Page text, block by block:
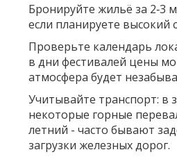
Бронируйте жильё за 2‑3
если планируете высокий
Проверьте календарь
в дни фестивалей цены
атмосфера будет
Учитывайте транспорт: в
некоторые горные
летний - часто бывают
загрузки железных дорог.